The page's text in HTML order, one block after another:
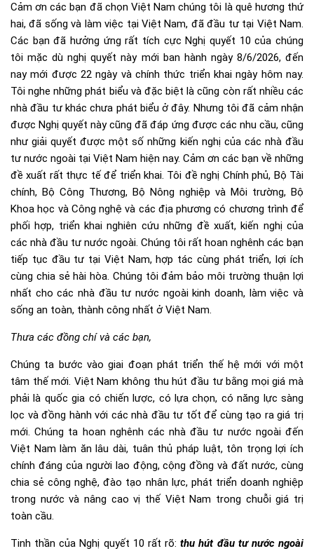
Cảm ơn các bạn đã chọn Việt Nam chúng tôi là quê hương thứ
hai, đã sống và làm việc tại Việt Nam, đã đầu tư tại Việt Nam.
Các bạn đã hưởng ứng rất tích cực Nghị quyết 10 của chúng
tôi mặc dù nghị quyết này mới ban hành ngày 8/6/2026, đến
nay mới được 22 ngày và chính thức triển khai ngày hôm nay.
Tôi nghe những phát biểu và đặc biệt là cũng còn rất nhiều các
nhà đầu tư khác chưa phát biểu ở đây. Nhưng tôi đã cảm nhận
được Nghị quyết này cũng đã đáp ứng được các nhu cầu, cũng
như giải quyết được một số những kiến nghị của các nhà đầu
tư nước ngoài tại Việt Nam hiện nay. Cảm ơn các bạn về những
đề xuất rất thực tế để triển khai. Tôi đề nghị Chính phủ, Bộ Tài
chính, Bộ Công Thương, Bộ Nông nghiệp và Môi trường, Bộ
Khoa học và Công nghệ và các địa phương có chương trình để
phối hợp, triển khai nghiên cứu những đề xuất, kiến nghị của
các nhà đầu tư nước ngoài. Chúng tôi rất hoan nghênh các bạn
tiếp tục đầu tư tại Việt Nam, hợp tác cùng phát triển, lợi ích
cùng chia sẻ hài hòa. Chúng tôi đảm bảo môi trường thuận lợi
nhất cho các nhà đầu tư nước ngoài kinh doanh, làm việc và
sống an toàn, thành công nhất ở Việt Nam.
Thưa các đồng chívà các bạn,
Chúng ta bước vào giai đoạn phát triển thế hệ mới với một
tâm thế mới. Việt Nam không thu hút đầu tư bằng mọi giá mà
phải là quốc gia có chiến lược, có lựa chọn, có năng lực sàng
lọc và đồng hành với các nhà đầu tư tốt để cùng tạo ra giá trị
mới. Chúng ta hoan nghênh các nhà đầu tư nước ngoài đến
Việt Nam làm ăn lâu dài, tuân thủ pháp luật, tôn trọng lợi ích
chính đáng của người lao động, cộng đồng và đất nước, cùng
chia sẻ công nghệ, đào tạo nhân lực, phát triển doanh nghiệp
trong nước và nâng cao vị thế Việt Nam trong chuỗi giá trị
toàn cầu.
Tinh thần của Nghị quyết 10 rất rõ:thu hút đầu tư nước ngoài